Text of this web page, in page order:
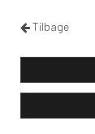
Tilbage